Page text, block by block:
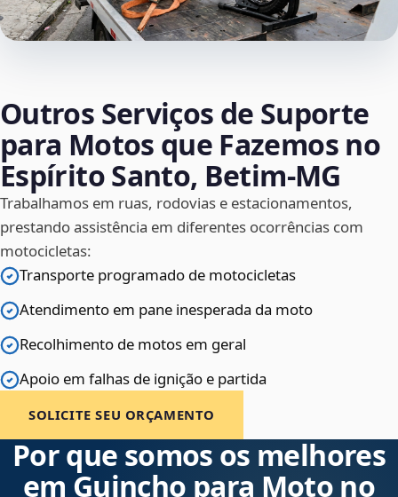
Outros Serviços de Suporte
para Motos que Fazemos no
Espírito Santo, Betim‑MG
Trabalhamos em ruas, rodovias e estacionamentos,
prestando assistência em diferentes ocorrências com
motocicletas:
Transporte programado de motocicletas
Atendimento em pane inesperada da moto
Recolhimento de motos em geral
Apoio em falhas de ignição e partida
SOLICITE SEU ORÇAMENTO
Por que somos os melhores
em Guincho para Moto no